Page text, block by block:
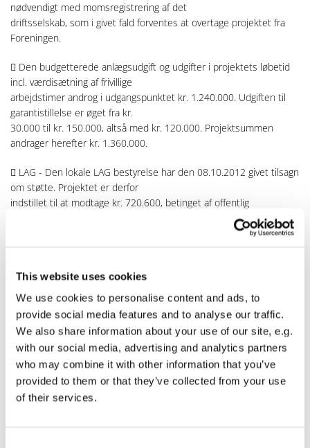
This website uses cookies
We use cookies to personalise content and ads, to
provide social media features and to analyse our traffic.
We also share information about your use of our site, e.g.
with our social media, advertising and analytics partners
who may combine it with other information that you’ve
provided to them or that they’ve collected from your use
of their services.
nødvendigt med momsregistrering af det
driftsselskab, som i givet fald forventes at overtage projektet fra
Foreningen.
 Den budgetterede anlægsudgift og udgifter i projektets løbetid
incl. værdisætning af frivillige
arbejdstimer androg i udgangspunktet kr. 1.240.000. Udgiften til
garantistillelse er øget fra kr.
30.000 til kr. 150.000, altså med kr. 120.000. Projektsummen
andrager herefter kr. 1.360.000.
 LAG - Den lokale LAG bestyrelse har den 08.10.2012 givet tilsagn
om støtte. Projektet er derfor
indstillet til at modtage kr. 720.600, betinget af offentlig
størrelse. LAG har meddelt, at der normalt ikke ydes støtte til
lovpligtige ydelser med risiko for, at den indstillede bevilling
reduceres fra kr. 720.600 til kr. 660.000. Endelig skal vi formentlig
modregne salgsindtægter i den bevilgede støtte. Dette spørgsmål
er ved at blive afklaret. Foranstående forhold forventes at medføre
flere budgetændringer og yderligere reduktion af støttebeløbet. Vi
har senest den 8. marts 2013 rykket LAG for svar om endeligt
tilsagn, men i skrivende stund foreligger intet nyt.
krav. Der er ikke på nuværende tidspunkt tilvejebragt yderligere